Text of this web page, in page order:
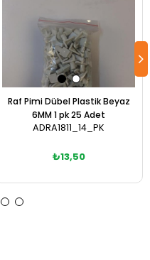
Raf Pimi Dübel Plastik Beyaz
6MM 1 pk 25 Adet
ADRA1811_14_PK
₺13,50